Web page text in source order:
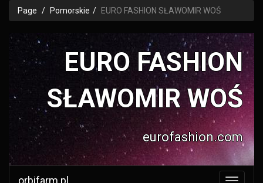
Page Pomorskie EURO FASHION SŁAWOMIR WOŚ
EURO FASHION
SŁAWOMIR WOŚ
eurofashion.com
orbifarm.pl